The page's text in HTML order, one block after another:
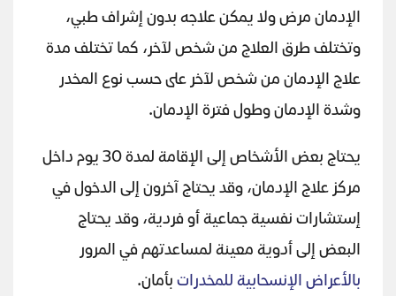
الإدمان مرض ولا يمكن علاجه بدون إشراف طبي،
وتختلف طرق العلاج من شخص لآخر، كما تختلف مدة
علاج الإدمان من شخص لآخر على حسب نوع المخدر
وشدة الإدمان وطول فترة الإدمان.
يحتاج بعض الأشخاص إلى الإقامة لمدة 30 يوم داخل
مركز علاج الإدمان، وقد يحتاج آخرون إلى الدخول في
إستشارات نفسية جماعية أو فردية، وقد يحتاج
البعض إلى أدوية معينة لمساعدتهم في المرور
بالأعراض الإنسحابية للمخدرات بأمان.